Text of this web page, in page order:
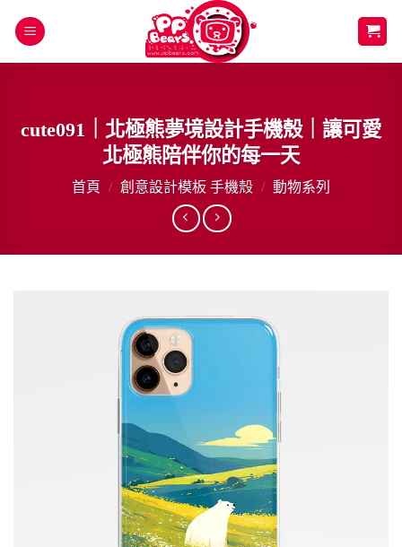
cute091｜北極熊夢境設計手機殼｜讓可愛
北極熊陪伴你的每一天
首頁 / 創意設計模板 手機殼 / 動物系列